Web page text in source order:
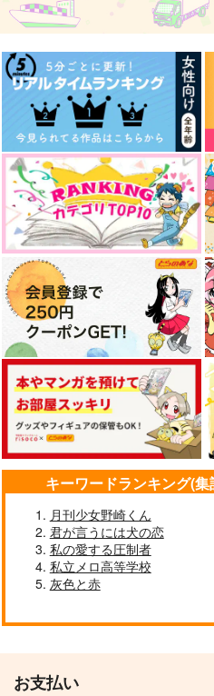
まいまい
944円（税込）
虎杖悠仁×脹相
サンプル
作品詳細
1,415円
サンプ
作品
Let's go out!
きのこ部屋
472円（税込）
フロイド×アズール
サンプル
作品詳細
Abracadabra
チョコレー
ー
1,100円（税
五条悟×虎杖
サン
キーワードランキング(
月刊少女野崎くん
君が言うには犬の恋
私の愛する圧制者
私立メロ高等学校
灰色と赤
お支払い